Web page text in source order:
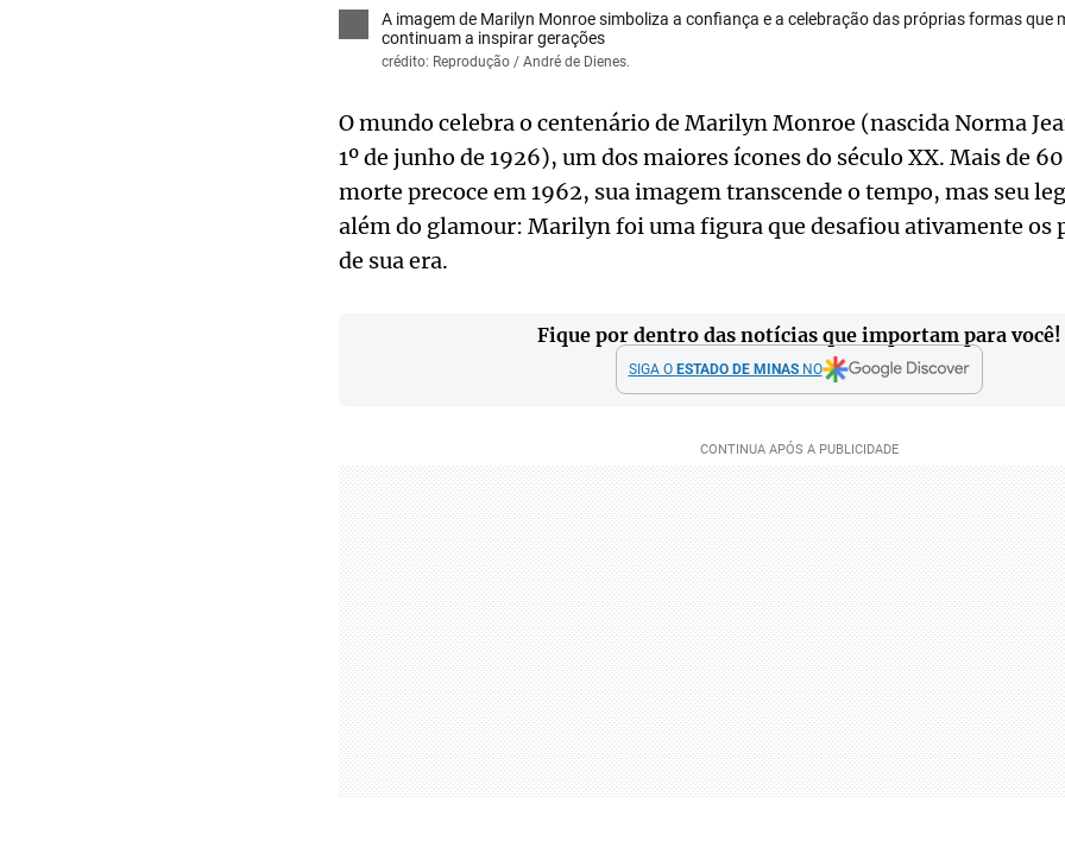
A imagem de Marilyn Monroe simboliza a confiança e a celebração das próprias formas que
continuam a inspirar gerações
crédito: Reprodução / André de Dienes.
O mundo celebra o centenário de Marilyn Monroe (nascida Norma
1º de junho de 1926), um dos maiores ícones do século XX. Mais de
morte precoce em 1962, sua imagem transcende o tempo, mas seu
além do glamour: Marilyn foi uma figura que desafiou ativamente os
de sua era.
Fique por dentro das notícias que importam para você!
SIGA O ESTADO DE MINASNO